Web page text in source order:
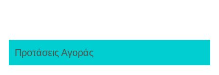
Προτάσεις Αγοράς